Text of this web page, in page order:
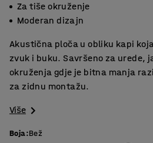
Za tiše okruženje
Moderan dizajn
Akustična ploča u obliku kapi
zvuk i buku. Savršeno za urede,
okruženja gdje je bitna manja
za zidnu montažu.
Više
Boja:Bež